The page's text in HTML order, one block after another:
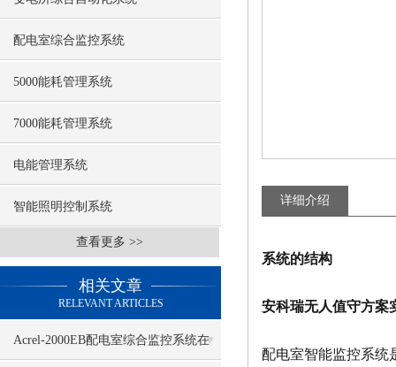
配电室综合监控系统
5000能耗管理系统
7000能耗管理系统
电能管理系统
智能照明控制系统
查看更多 >>
相关文章
RELEVANT ARTICLES
Acrel-2000EB配电室综合监控系统在
详细介绍
系统的结构
安科瑞无人值守方案
配电室智能监控系统